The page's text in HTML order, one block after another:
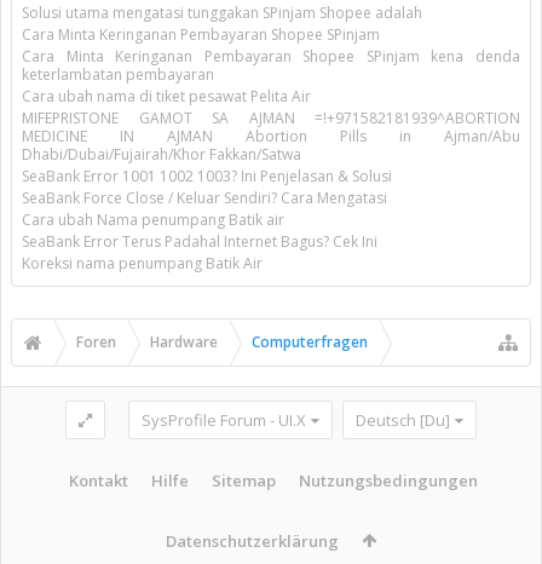
Solusi utama mengatasi tunggakan SPinjam Shopee adalah
Cara Minta Keringanan Pembayaran Shopee SPinjam
Cara Minta Keringanan Pembayaran Shopee SPinjam kena denda
keterlambatan pembayaran
Cara ubah nama di tiket pesawat Pelita Air
MIFEPRISTONE GAMOT SA AJMAN =!+971582181939^ABORTION
MEDICINE IN AJMAN Abortion Pills in Ajman/Abu
Dhabi/Dubai/Fujairah/Khor Fakkan/Satwa
SeaBank Error 1001 1002 1003? Ini Penjelasan & Solusi
SeaBank Force Close / Keluar Sendiri? Cara Mengatasi
Cara ubah Nama penumpang Batik air
SeaBank Error Terus Padahal Internet Bagus? Cek Ini
Koreksi nama penumpang Batik Air
Foren Hardware Computerfragen
SysProfile Forum - UI.X Deutsch [Du]
Kontakt Hilfe Sitemap Nutzungsbedingungen
Datenschutzerklärung